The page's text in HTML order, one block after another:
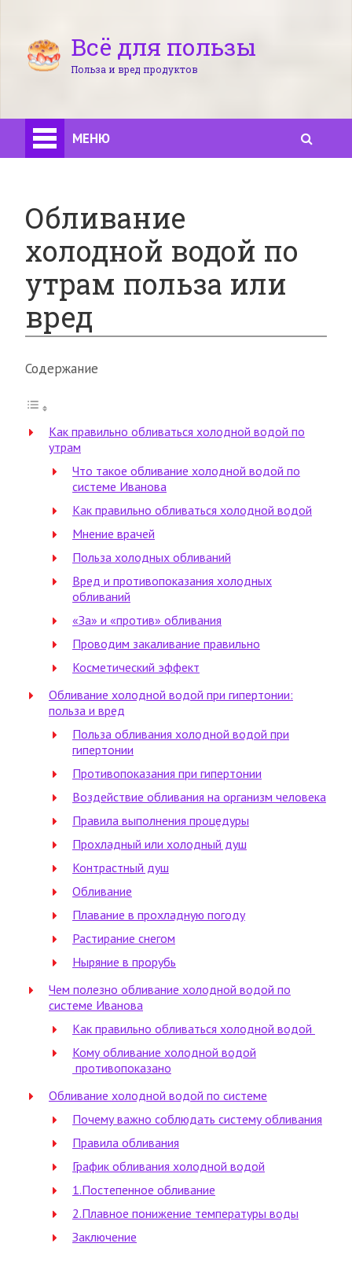
Всё для пользы
Польза и вред продуктов
МЕНЮ
Обливание
холодной водой по
утрам польза или
вред
Содержание
Как правильно обливаться холодной водой по
утрам
Что такое обливание холодной водой по
системе Иванова
Как правильно обливаться холодной водой
Мнение врачей
Польза холодных обливаний
Вред и противопоказания холодных
обливаний
«За» и «против» обливания
Проводим закаливание правильно
Косметический эффект
Обливание холодной водой при гипертонии:
польза и вред
Польза обливания холодной водой при
гипертонии
Противопоказания при гипертонии
Воздействие обливания на организм человека
Правила выполнения процедуры
Прохладный или холодный душ
Контрастный душ
Обливание
Плавание в прохладную погоду
Растирание снегом
Ныряние в прорубь
Чем полезно обливание холодной водой по
системе Иванова
Как правильно обливаться холодной водой
Кому обливание холодной водой
противопоказано
Обливание холодной водой по системе
Почему важно соблюдать систему обливания
Правила обливания
График обливания холодной водой
1.Постепенное обливание
2.Плавное понижение температуры воды
Заключение